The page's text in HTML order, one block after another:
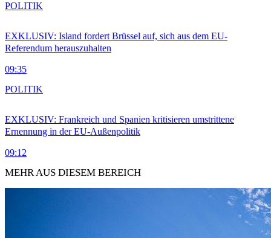
EXKLUSIV: Island fordert Brüssel auf, sich aus dem EU-
Referendum herauszuhalten
09:35
POLITIK
EXKLUSIV: Frankreich und Spanien kritisieren umstrittene
Ernennung in der EU-Außenpolitik
09:12
POLITIK
MEHR AUS DIESEM BEREICH